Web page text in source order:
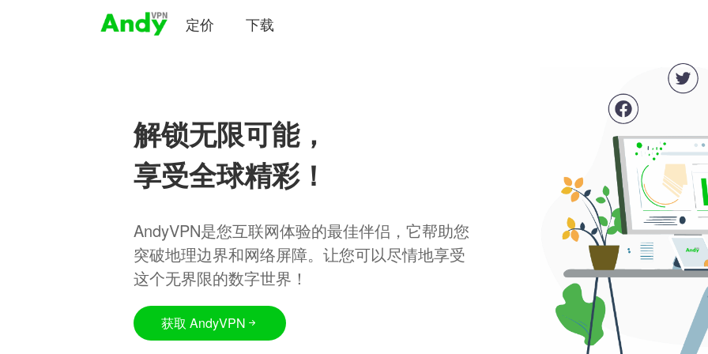
定价 下载
解锁无限可能，
享受全球精彩！
AndyVPN是您互联网体验的最佳伴侣，它帮助您
突破地理边界和网络屏障。让您可以尽情地享受
这个无界限的数字世界！
获取 AndyVPN